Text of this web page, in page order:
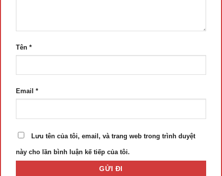
Tên *
Email *
Lưu tên của tôi, email, và trang web trong trình duyệt
này cho lần bình luận kế tiếp của tôi.